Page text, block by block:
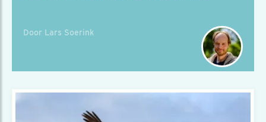
Door Lars Soerink